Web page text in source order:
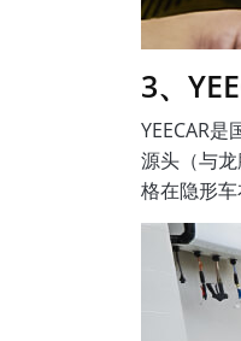
3、
YEECAR
源头（与
格在隐形